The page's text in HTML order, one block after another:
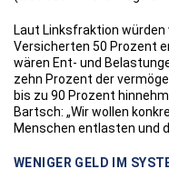
Laut Linksfraktion würden
Versicherten 50 Prozent
wären Ent- und
zehn Prozent der
bis zu 90 Prozent
Bartsch: „Wir wollen
Menschen entlasten und
WENIGER GELD IM